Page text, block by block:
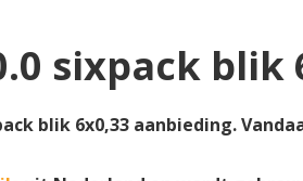
sixpack blik
blik 6x0,33 aanbieding.